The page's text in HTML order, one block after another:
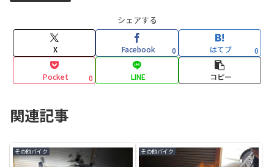
シェアする
X Facebook 0 はてブ 0
Pocket 0 LINE コピー
関連記事
その他バイク その他バイク